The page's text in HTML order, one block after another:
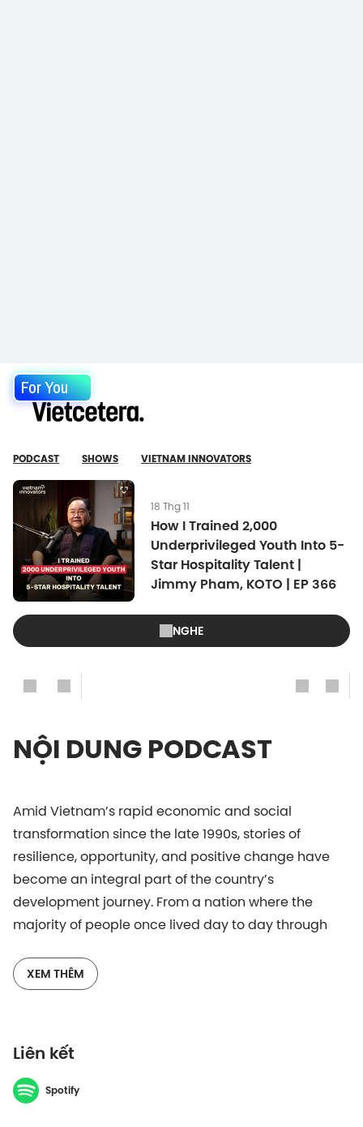
For You
PODCAST SHOWS VIETNAM INNOVATORS
18 Thg 11
How I Trained 2,000
Underprivileged Youth Into 5-
Star Hospitality Talent |
Jimmy Pham, KOTO | EP 366
NGHE
NỘI DUNG PODCAST
Amid Vietnam’s rapid economic and social
transformation since the late 1990s, stories of
resilience, opportunity, and positive change have
become an integral part of the country’s
development journey. From a nation where the
majority of people once lived day to day through
opportunities for young people, especially those
from disadvantaged backgrounds, to access
models have also emerged, laying the foundation
for broader social and workforce development.
Among them, KOTO, founded by CEO Jimmy Pham,
XEM THÊM
Liên kết
Spotify